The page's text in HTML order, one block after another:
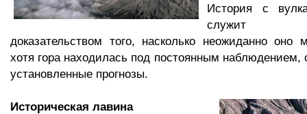
История с
служит
доказательством того, насколько неожиданно оно
хотя гора находилась под постоянным наблюдением,
установленные прогнозы.
Историческая лавина